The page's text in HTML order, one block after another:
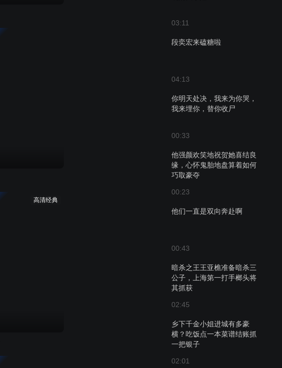
03:11
段奕宏来磕糖啦
04:13
你明天处决，我来为你哭，
我来埋你，替你收尸
00:33
他强颜欢笑地祝贺她喜结良
缘，心怀鬼胎地盘算着如何
巧取豪夺
00:23
他们一直是双向奔赴啊
00:43
暗杀之王王亚樵准备暗杀三
公子，上海第一打手榔头将
其抓获
02:45
乡下千金小姐进城有多豪
横？吃饭点一本菜谱结账抓
一把银子
02:01
高清经典